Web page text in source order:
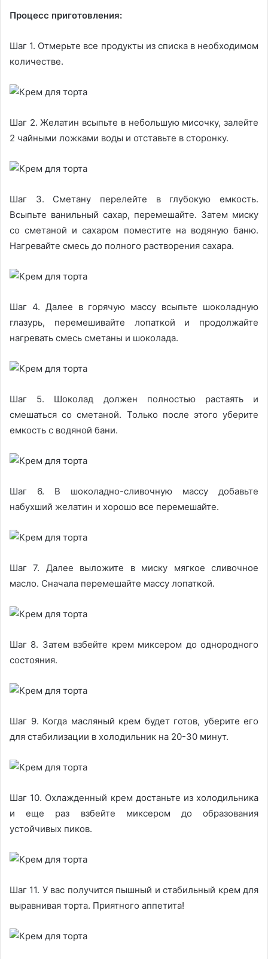
Процесс приготовления:
Шаг 1. Отмерьте все продукты из списка в необходимом
количестве.
Шаг 2. Желатин всыпьте в небольшую мисочку, залейте
2 чайными ложками воды и отставьте в сторонку.
Шаг 3. Сметану перелейте в глубокую емкость.
Всыпьте ванильный сахар, перемешайте. Затем миску
со сметаной и сахаром поместите на водяную баню.
Нагревайте смесь до полного растворения сахара.
Шаг 4. Далее в горячую массу всыпьте шоколадную
глазурь, перемешивайте лопаткой и продолжайте
нагревать смесь сметаны и шоколада.
Шаг 5. Шоколад должен полностью растаять и
смешаться со сметаной. Только после этого уберите
емкость с водяной бани.
Шаг 6. В шоколадно-сливочную массу добавьте
набухший желатин и хорошо все перемешайте.
Шаг 7. Далее выложите в миску мягкое сливочное
масло. Сначала перемешайте массу лопаткой.
Шаг 8. Затем взбейте крем миксером до однородного
состояния.
Шаг 9. Когда масляный крем будет готов, уберите его
для стабилизации в холодильник на 20-30 минут.
Шаг 10. Охлажденный крем достаньте из холодильника
и еще раз взбейте миксером до образования
устойчивых пиков.
Шаг 11. У вас получится пышный и стабильный крем для
выравнивая торта. Приятного аппетита!